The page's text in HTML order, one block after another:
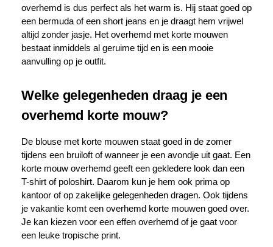
overhemd is dus perfect als het warm is. Hij staat goed op
een bermuda of een short jeans en je draagt hem vrijwel
altijd zonder jasje. Het overhemd met korte mouwen
bestaat inmiddels al geruime tijd en is een mooie
aanvulling op je outfit.
Welke gelegenheden draag je een
overhemd korte mouw?
De blouse met korte mouwen staat goed in de zomer
tijdens een bruiloft of wanneer je een avondje uit gaat. Een
korte mouw overhemd geeft een gekledere look dan een
T-shirt of poloshirt. Daarom kun je hem ook prima op
kantoor of op zakelijke gelegenheden dragen. Ook tijdens
je vakantie komt een overhemd korte mouwen goed over.
Je kan kiezen voor een effen overhemd of je gaat voor
een leuke tropische print.